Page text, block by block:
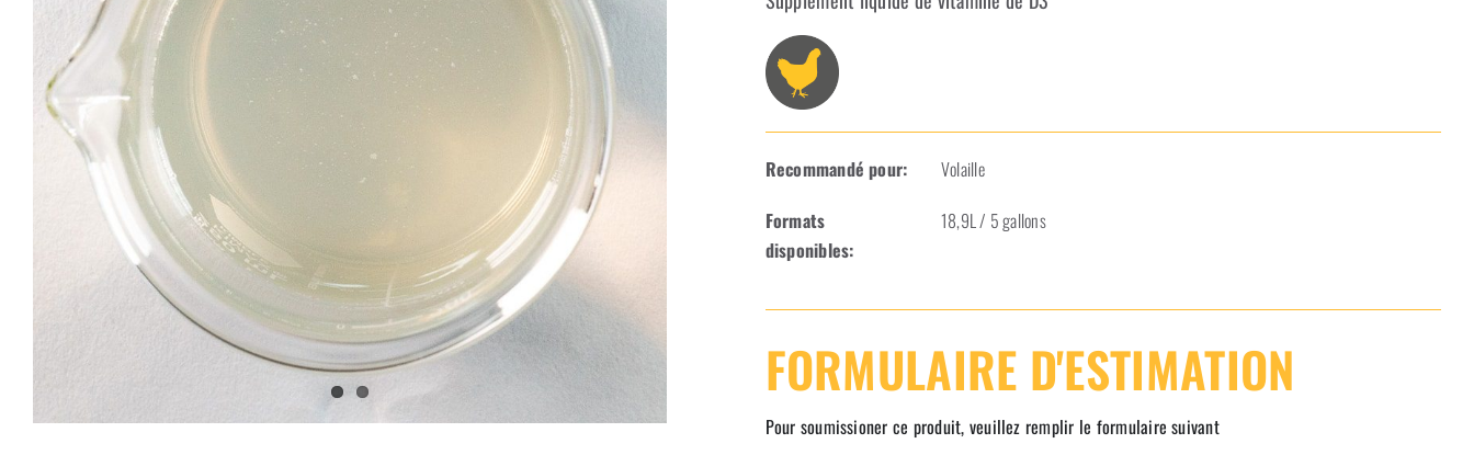
Recommandé pour:
Volaille
Formats
disponibles:
18,9L / 5 gallons
FORMULAIRE D'ESTIMATION
Pour soumissioner ce produit, veuillez remplir le formulaire suivant